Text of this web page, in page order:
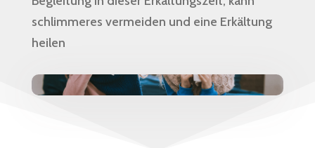
schlimmeres vermeiden und eine Erkältung
heilen